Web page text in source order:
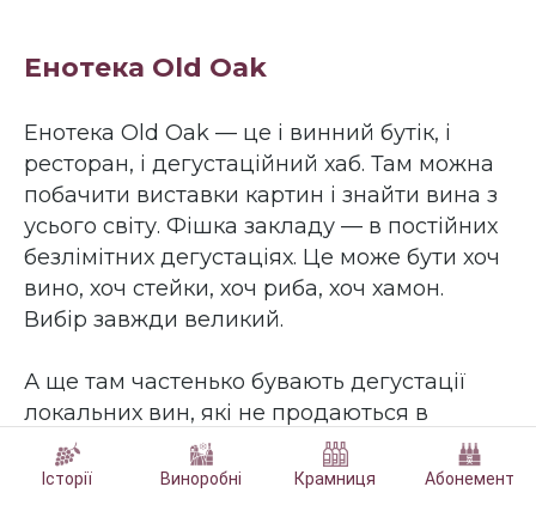
Енотека Old Oak
Енотека Old Oak — це і винний бутік, і
ресторан, і дегустаційний хаб. Там можна
побачити виставки картин і знайти вина з
усього світу. Фішка закладу — в постійних
безлімітних дегустаціях. Це може бути хоч
вино, хоч стейки, хоч риба, хоч хамон.
Вибір завжди великий.
А ще там частенько бувають дегустації
локальних вин, які не продаються в
магазинах, і взагалі, вин маловідомих
місцевих виноробень. Їх називають
Історії Виноробні Крамниця Абонемент